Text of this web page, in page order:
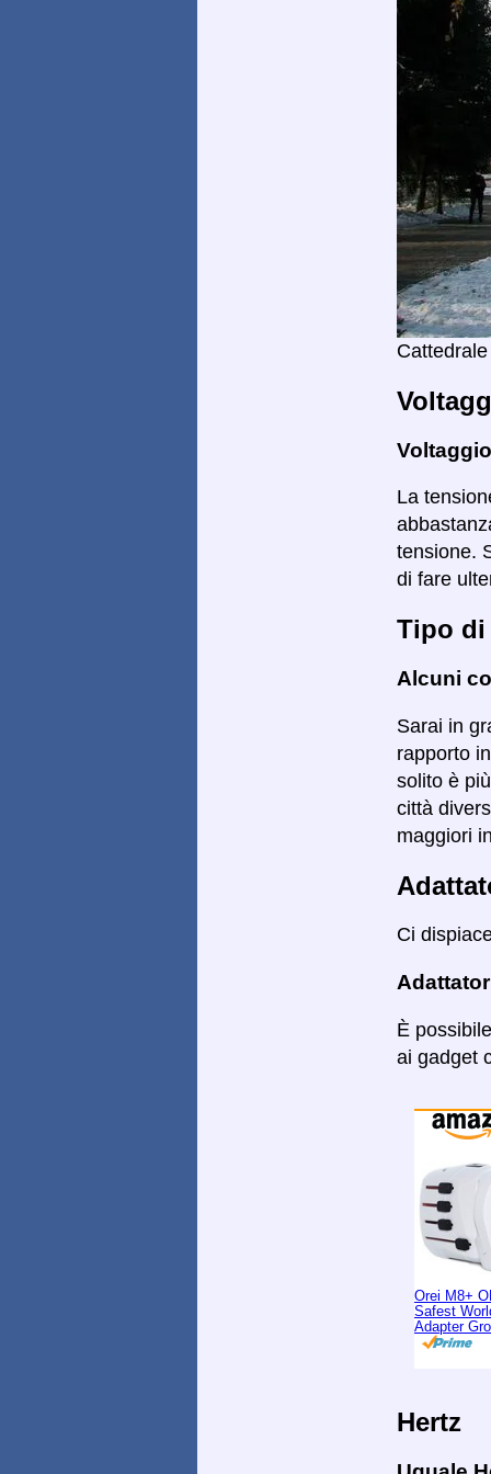
La
tensione.
di fare
Tipo
Alcuni
Sarai in
rapporto
solito è
città
maggiori
Ci
È
ai gadget
Orei M8+
Safest
Adapter
Hertz